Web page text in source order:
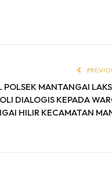
POLSEK MANTANGAI
DIALOGIS KEPADA
HILIR KECAMATAN